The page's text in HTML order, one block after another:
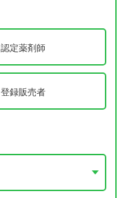
認定薬剤師
登録販売者